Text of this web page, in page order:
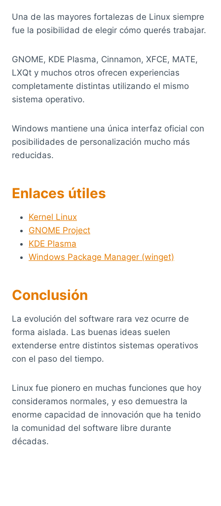
Una de las mayores fortalezas de Linux siempre
fue la posibilidad de elegir cómo querés trabajar.
GNOME, KDE Plasma, Cinnamon, XFCE, MATE,
LXQt y muchos otros ofrecen experiencias
completamente distintas utilizando el mismo
sistema operativo.
Windows mantiene una única interfaz oficial con
posibilidades de personalización mucho más
reducidas.
Enlaces útiles
Kernel Linux
GNOME Project
KDE Plasma
Windows Package Manager (winget)
Conclusión
La evolución del software rara vez ocurre de
forma aislada. Las buenas ideas suelen
extenderse entre distintos sistemas operativos
con el paso del tiempo.
Linux fue pionero en muchas funciones que hoy
consideramos normales, y eso demuestra la
enorme capacidad de innovación que ha tenido
la comunidad del software libre durante
décadas.